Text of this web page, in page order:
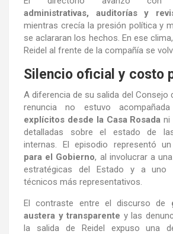
administrativas, auditorías y
mientras crecía la presión política y
se aclararan los hechos. En ese
Reidel al frente de la compañía se
Silencio oficial y costo
A diferencia de su salida del Consejo
renuncia no estuvo
explícitos desde la Casa Rosada ni
detalladas sobre el estado de
internas. El episodio representó un
para el Gobierno, al involucrar a
estratégicas del Estado y a uno
técnicos más representativos.
El contraste entre el discurso de
austera y transparente y las
la salida de Reidel expuso una